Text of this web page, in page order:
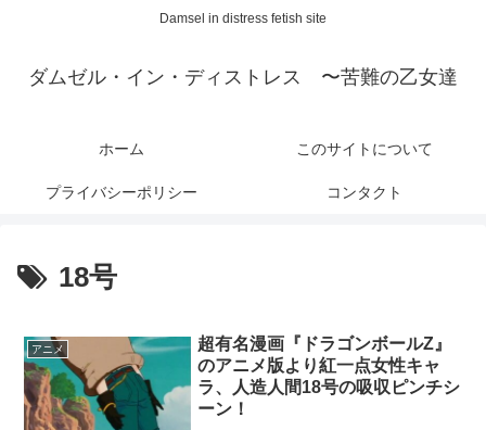
Damsel in distress fetish site
ダムゼル・イン・ディストレス 〜苦難の乙女達
ホーム このサイトについて
プライバシーポリシー コンタクト
18号
アニメ
超有名漫画『ドラゴンボールZ』
のアニメ版より紅一点女性キャ
ラ、人造人間18号の吸収ピンチシ
ーン！